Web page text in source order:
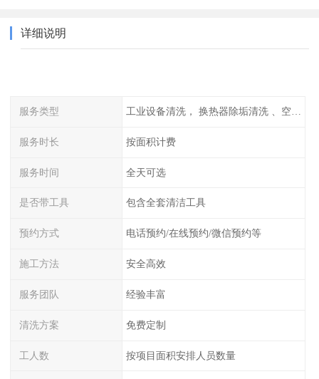
详细说明
服务类型 工业设备清洗， 换热器除垢清洗 、空调清洗等
服务时长 按面积计费
服务时间 全天可选
是否带工具 包含全套清洁工具
预约方式 电话预约/在线预约/微信预约等
施工方法 安全高效
服务团队 经验丰富
清洗方案 免费定制
工人数 按项目面积安排人员数量